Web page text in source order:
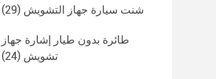
شنت سيارة جهاز التشويش (29)
طائرة بدون طيار إشارة جهاز
تشويش (24)